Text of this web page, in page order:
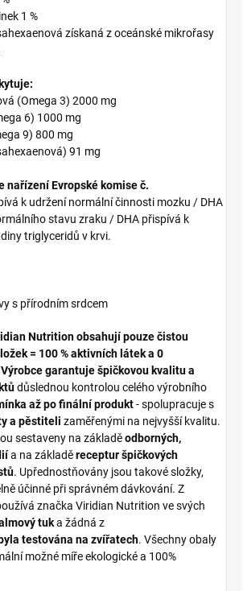
1 %
získaná z oceánské mikrořasy
(Omega 3) 2000 mg
6) 1000 mg
9) 800 mg
91 mg
nařízení Evropské komise č.
k udržení normální činnosti mozku / DHA
stavu zraku / DHA přispívá k
triglyceridů v krvi.
s přírodním srdcem
Nutrition obsahují pouze čistou
= 100 % aktivních látek a 0
Výrobce garantuje špičkovou kvalitu a
důslednou kontrolou celého výrobního
až po finální produkt- spolupracuje s
a pěstiteli zaměřenými na nejvyšší kvalitu.
sestaveny na základěodborných,
a na základěreceptur špičkových
. Upřednostňovány jsou takové složky,
účinné při správném dávkování. Z
značka Viridian Nutrition ve svých
tuka žádná z
testována na zvířatech. Všechny obaly
možné míře ekologické a 100%